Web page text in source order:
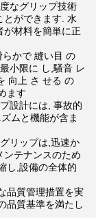
なグリップ技術
とができます. 水
が材料を簡単に正
かで 縫い目 の
小限に し,騒音 レ
向上 さ せる の
ます
設計には, 事故的
ムと機能が含ま
リップは,迅速か
ンテナンスのため
し,設備の全体的
品質管理措置を実
品質基準を満たし